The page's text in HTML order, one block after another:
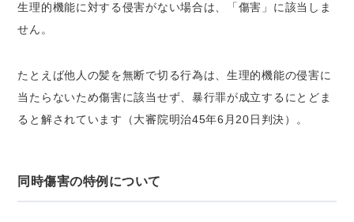
生理的機能に対する侵害がない場合は、「傷害」に該当しま
せん。
たとえば他人の髪を無断で切る行為は、生理的機能の侵害に
当たらないため傷害に該当せず、暴行罪が成立するにとどま
ると解されています（大審院明治45年6月20日判決）。
同時傷害の特例について